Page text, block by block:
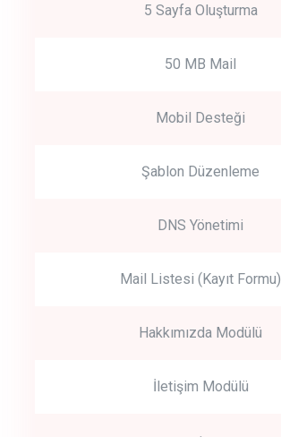
5 Sayfa Oluşturma
50 MB Mail
Mobil Desteği
Şablon Düzenleme
DNS Yönetimi
Mail Listesi (Kayıt Formu)
Hakkımızda Modülü
İletişim Modülü